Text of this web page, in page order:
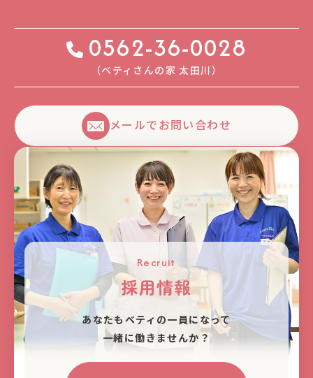
0562-36-0028
（ベティさんの家 太⽥川）
メールでお問い合わせ
Recruit
採用情報
あなたもベティの⼀員になって
⼀緒に働きませんか？